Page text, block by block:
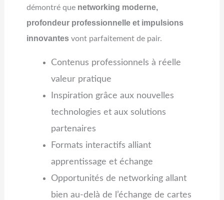
démontré que networking moderne,
profondeur professionnelle et impulsions
innovantesvont parfaitement de pair.
Contenus professionnels à réelle
valeur pratique
Inspiration grâce aux nouvelles
technologies et aux solutions
partenaires
Formats interactifs alliant
apprentissage et échange
Opportunités de networking allant
bien au-delà de l’échange de cartes